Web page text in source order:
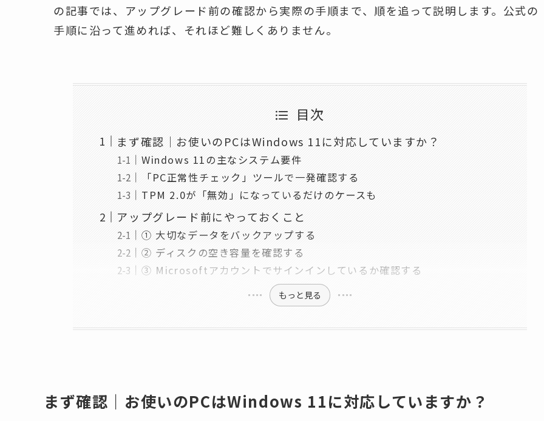
の記事では、アップグレード前の確認から実際の手順まで、順を追って説明します。公式の
手順に沿って進めれば、それほど難しくありません。
目次
まず確認｜お使いのPCはWindows 11に対応していますか？
Windows 11の主なシステム要件
「PC正常性チェック」ツールで一発確認する
TPM 2.0が「無効」になっているだけのケースも
アップグレード前にやっておくこと
① 大切なデータをバックアップする
② ディスクの空き容量を確認する
③ Microsoftアカウントでサインインしているか確認する
もっと見る
まず確認｜お使いのPCはWindows 11に対応していますか？